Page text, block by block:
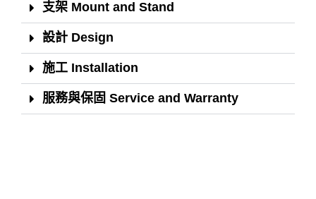
支架 Mount and Stand
設計 Design
施工 Installation
服務與保固 Service and Warranty